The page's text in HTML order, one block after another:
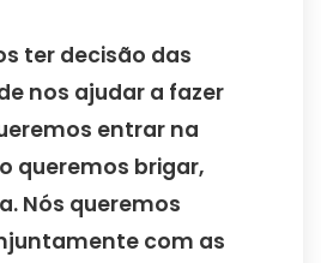
ter decisão das
nos ajudar a fazer
entrar na
queremos brigar,
Nós queremos
com as